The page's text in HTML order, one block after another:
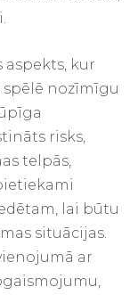
aspekts, kur
nozīmīgu
risks,
telpās,
lai būtu
situācijas.
ar